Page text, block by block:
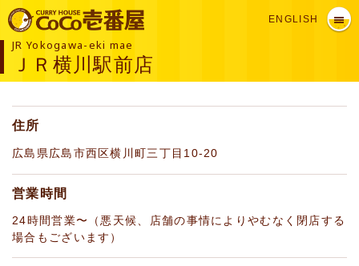
ENGLISH
JR Yokogawa-eki mae
ＪＲ横川駅前店
住所
広島県広島市西区横川町三丁目10-20
営業時間
24時間営業〜（悪天候、店舗の事情によりやむなく閉店する
場合もございます）